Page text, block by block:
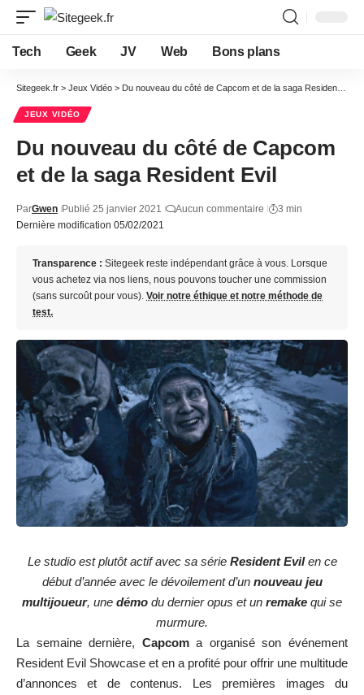
Tech Geek JV Web Bons plans
Sitegeek.fr > Jeux Vidéo > Du nouveau du côté de Capcom et de la saga Resident Evil
JEUX VIDÉO
Du nouveau du côté de Capcom
et de la saga Resident Evil
Dernière modification 05/02/2021
ParGwen Publié 25 janvier 2021 Aucun commentaire 3 min
Transparence : Sitegeek reste indépendant grâce à vous. Lorsque
vous achetez via nos liens, nous pouvons toucher une commission
(sans surcoût pour vous). Voir notre éthique et notre méthode de
test.
Le studio est plutôt actif avec sa série Resident Evilen ce
début d’année avec le dévoilement d’un nouveau jeu
multijoueur, une démo du dernier opus et un remake qui se
murmure.
La semaine dernière, Capcoma organisé son événement
Resident Evil Showcase et en a profité pour offrir une multitude
d’annonces et de contenus. Les premières images du